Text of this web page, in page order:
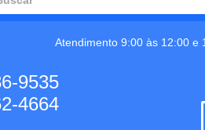
Atendimento 9:00 às 12:00 e
9535
4664